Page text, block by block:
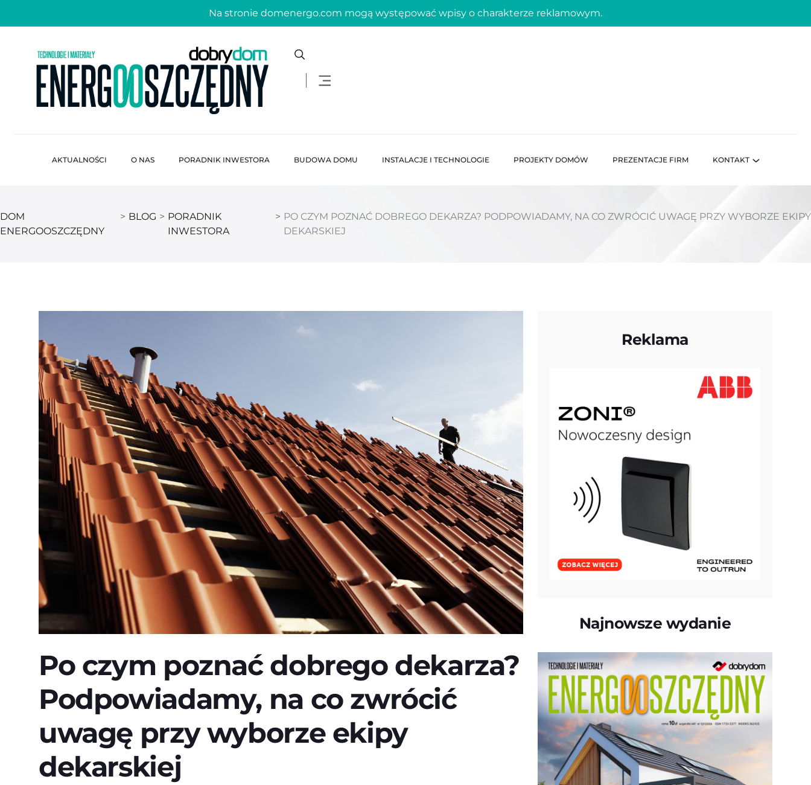
Na stronie domenergo.com mogą występować wpisy o charakterze reklamowym.
AKTUALNOŚCI O NAS PORADNIK INWESTORA BUDOWA DOMU INSTALACJE I TECHNOLOGIE PROJEKTY DOMÓW PREZENTACJE FIRM KONTAKT
DOM
ENERGOOSZCZĘDNY
> BLOG > PORADNIK
INWESTORA
> PO CZYM POZNAĆ DOBREGO DEKARZA? PODPOWIADAMY, NA CO ZWRÓCIĆ UWAGĘ PRZY WYBORZE EKIPY
DEKARSKIEJ
Po czym poznać dobrego dekarza?
Podpowiadamy, na co zwrócić
uwagę przy wyborze ekipy
dekarskiej
Reklama
Najnowsze wydanie